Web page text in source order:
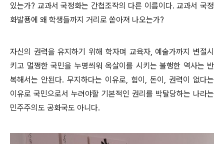
있는가? 교과서 국정화는 간첩조작의 다른 이름이다. 교과서 국정
화발푱에 왜 학생들까지 거리로 쏟아져 나오는가?
자신의 권력을 유지하기 위해 학자며 교육자, 예술가까지 변절시
키고 멀쩡한 국민을 누명씌워 옥살이를 시키는 불행한 역사는 반
복해서는 안된다. 무지하다는 이유로, 힘이, 돈이, 권력이 없다는
이유로 국민으로서 누려야할 기본적인 권리를 박탈당하는 나라는
민주주의도 공화국도 아니다.